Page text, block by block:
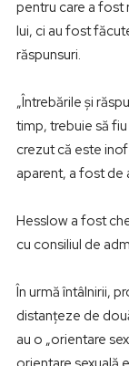
pentru care a fost
lui, ci au fost
răspunsuri.
„Întrebările şi
timp, trebuie să
crezut că este
aparent, a fost de
Hesslow a fost
cu consiliul de
În urmă întâlnirii,
distanţeze de
au o „orientare